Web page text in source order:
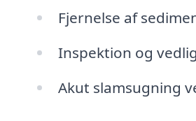
Fjernelse af
Inspektion og
Akut slamsugning